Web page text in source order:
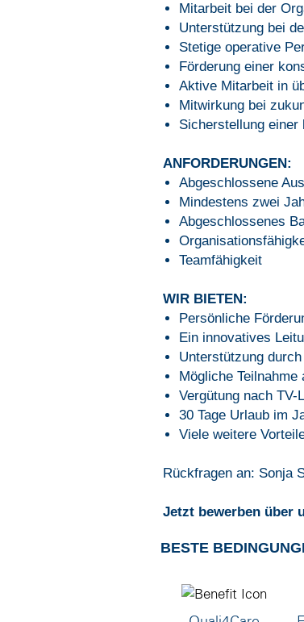
Mitarbeit bei der
Unterstützung bei
Stetige operative
Förderung einer
Aktive Mitarbeit in
Mitwirkung bei
Sicherstellung einer
ANFORDERUNGEN:
Abgeschlossene
Mindestens zwei
Abgeschlossenes
Teamfähigkeit
WIR BIETEN:
Persönliche
Ein innovatives
Unterstützung
Mögliche
Vergütung nach
30 Tage Urlaub im
Viele weitere
Rückfragen an: Sonja
Jetzt bewerben über
BESTE